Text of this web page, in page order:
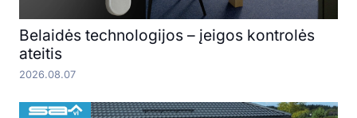
Belaidės technologijos – įeigos kontrolės
ateitis
2026.08.07